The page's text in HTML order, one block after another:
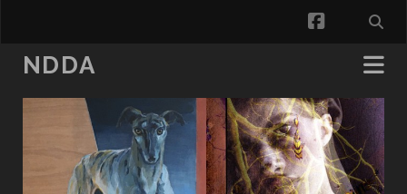
facebook
NDDA
NDDA
Posts